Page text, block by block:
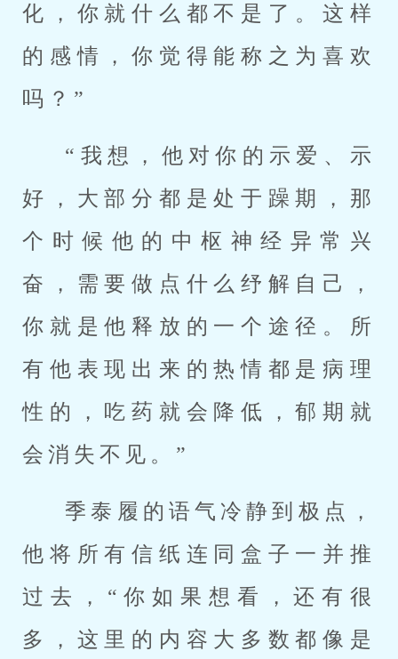
化，你就什么都不是了。这样
的感情，你觉得能称之为喜欢
吗？”
“我想，他对你的示爱、示
好，大部分都是处于躁期，那
个时候他的中枢神经异常兴
奋，需要做点什么纾解自己，
你就是他释放的一个途径。所
有他表现出来的热情都是病理
性的，吃药就会降低，郁期就
会消失不见。”
季泰履的语气冷静到极点，
他将所有信纸连同盒子一并推
过去，“你如果想看，还有很
多，这里的内容大多数都像是